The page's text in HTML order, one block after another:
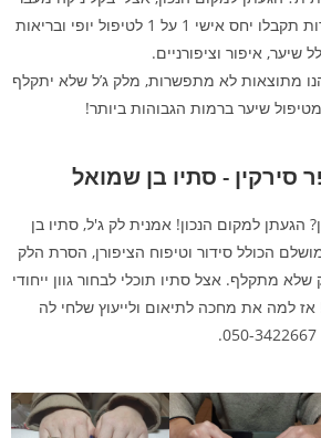
למקצועיות, לאיכות ולשירות תקבלו יחס אישי 1 על 1 לטיפול יופי ובריאות
שיער, איפור וציפורניים.
מתוצאות לא מתפשרות, מלק ג’ל שלא יתקלף
שיער ברמות הגבוהות ביותר!
סירקין - סתיו בן שמואל
הגעתן למקום הנכון! אמנית לק ג'ל, סתיו בן
הכולל סידור וטיפוח הציפורן, הסרת הלק
מתקלף. אצל סתיו תוכלי לבחור גוון ייחודי
אז למה את מחכה לתיאום ולייעוץ שלחי לה